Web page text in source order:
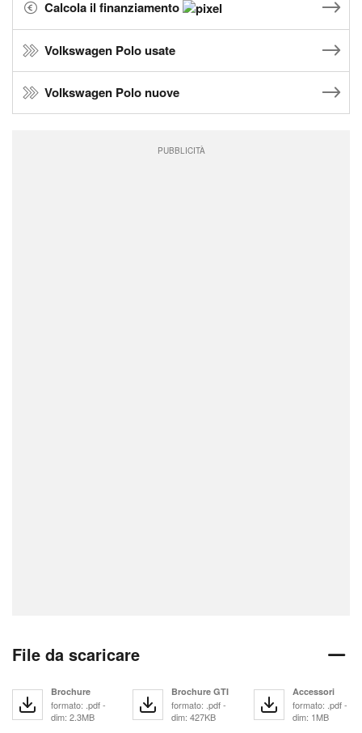
Calcola il finanziamento
Volkswagen Polo usate
Volkswagen Polo nuove
PUBBLICITÀ
File da scaricare
Brochure
formato: .pdf -
dim: 2.3MB
Brochure GTI
formato: .pdf -
dim: 427KB
Accessori
formato: .pdf -
dim: 1MB